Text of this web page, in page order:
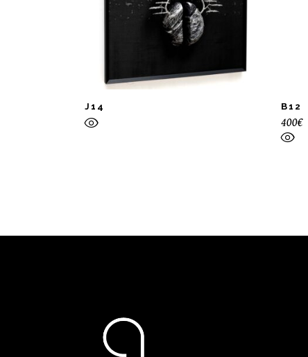
J14 B12
400€